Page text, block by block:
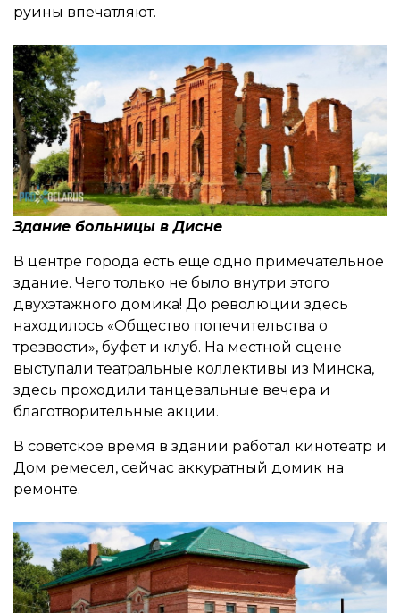
руины впечатляют.
Здание больницы в Дисне
В центре города есть еще одно примечательное
здание. Чего только не было внутри этого
двухэтажного домика! До революции здесь
находилось «Общество попечительства о
трезвости», буфет и клуб. На местной сцене
выступали театральные коллективы из Минска,
здесь проходили танцевальные вечера и
благотворительные акции.
В советское время в здании работал кинотеатр и
Дом ремесел, сейчас аккуратный домик на
ремонте.